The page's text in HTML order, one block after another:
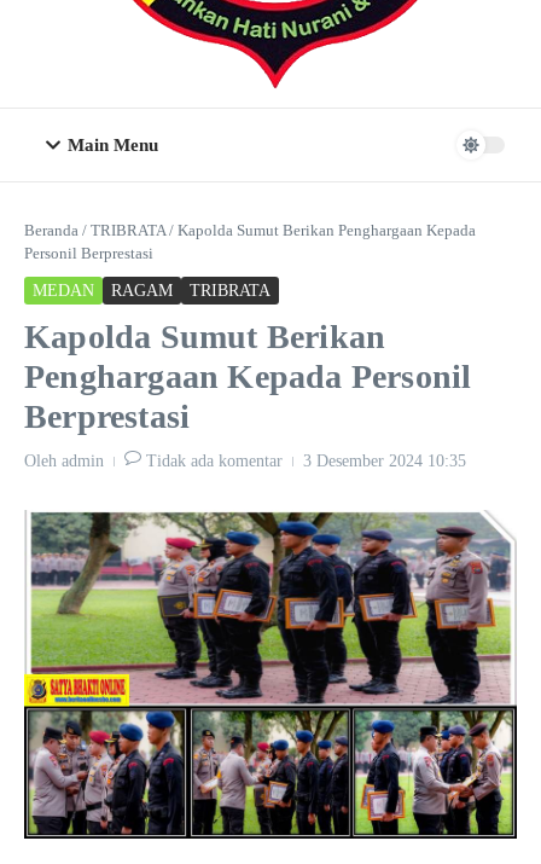
Main Menu
Beranda / TRIBRATA/ Kapolda Sumut Berikan Penghargaan Kepada
Personil Berprestasi
MEDAN RAGAM TRIBRATA
Kapolda Sumut Berikan
Penghargaan Kepada Personil
Berprestasi
Oleh admin Tidak ada komentar 3 Desember 2024 10:35